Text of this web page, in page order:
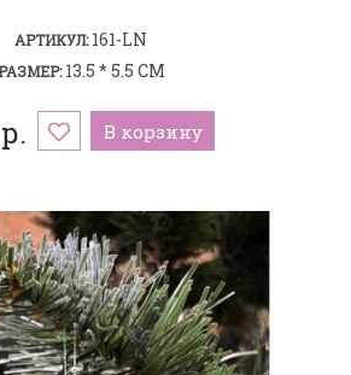
АРТИКУЛ:161-LN
РАЗМЕР:13.5 * 5.5 СМ
В корзину